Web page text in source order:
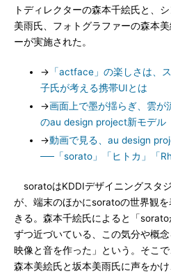
トディレクターの森本千絵氏と、
美雨氏、フォトグラファーの森本
ーが実施された。
→ 「actface」の楽しさは、
子氏が考える携帯UIとは
→画面上で墨が揺らぎ、雲
のau design project新モデル
→動画で見る、au design
──「sorato」「ヒトカ」「
soratoはKDDIデザイニングスタ
が、端末のほかにsoratoの世界観
きる。森本千絵氏によると「
ずつ近づいている、この気分や概
映像と音を作った」という。そこ
森本美絵氏と坂本美雨氏に声をか